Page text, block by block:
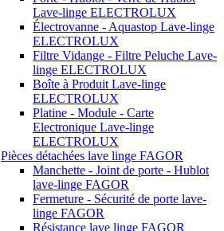
Lave-linge ELECTROLUX
Électrovanne - Aquastop Lave-linge
ELECTROLUX
Filtre Vidange - Filtre Peluche Lave-
linge ELECTROLUX
Boîte à Produit Lave-linge
ELECTROLUX
Platine - Module - Carte
Electronique Lave-linge
ELECTROLUX
Pièces détachées lave linge FAGOR
Manchette - Joint de porte - Hublot
lave-linge FAGOR
Fermeture - Sécurité de porte lave-
linge FAGOR
Résistance lave linge FAGOR